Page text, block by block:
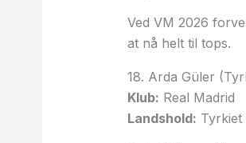
Ved VM 2026
at nå helt til tops.
18. Arda Güler
Klub: Real Madrid
Landshold: Tyrkiet